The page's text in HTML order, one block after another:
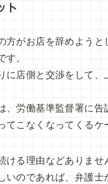
ト
方がお店を辞めよう
。
に店側と交渉をして
、労働基準監督署に
こなくなってくるケ
る理由などありませ
いのであれば、弁護